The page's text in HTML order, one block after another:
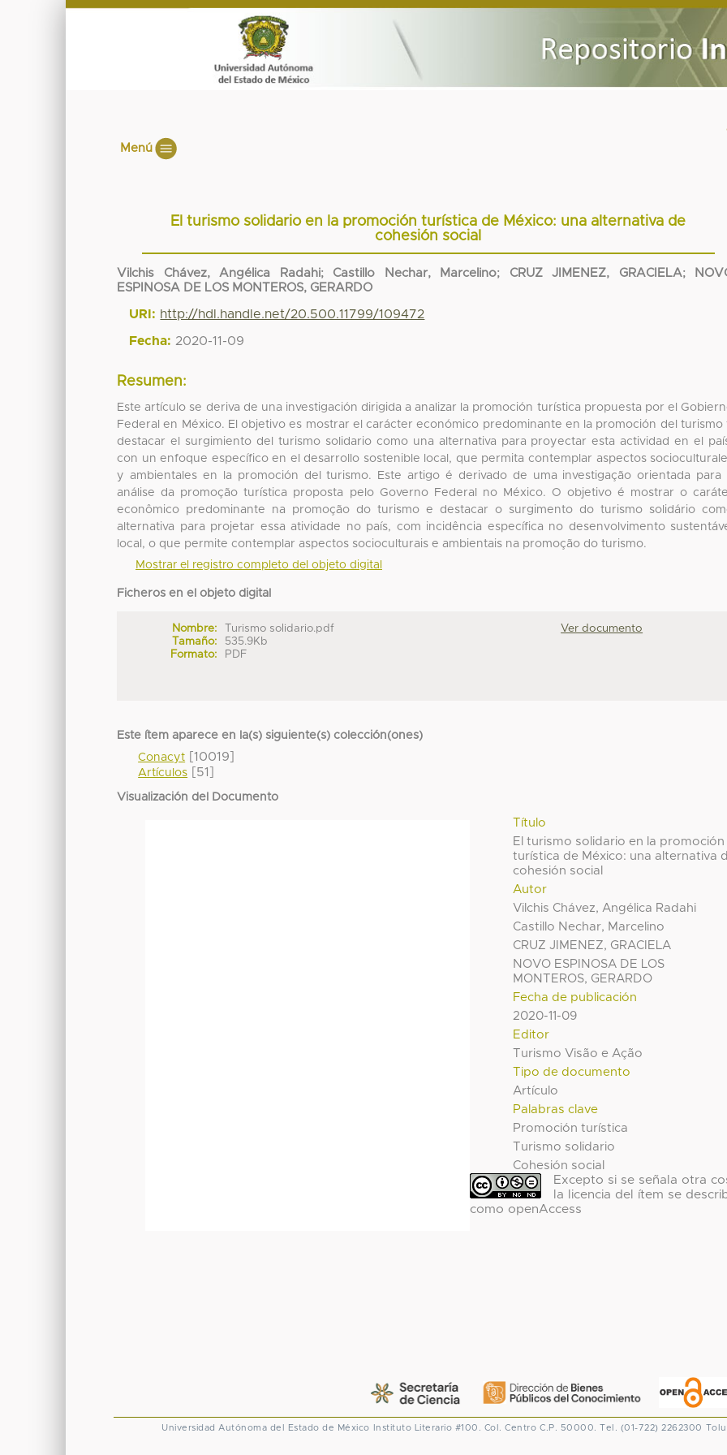
Menú
El turismo solidario en la promoción turística de México: una alternativa de
cohesión social
Vilchis Chávez, Angélica Radahi; Castillo Nechar, Marcelino; CRUZ JIMENEZ, GRACIELA;
ESPINOSA DE LOS MONTEROS, GERARDO
URI: http://hdl.handle.net/20.500.11799/109472
Fecha: 2020-11-09
Resumen:
Este artículo se deriva de una investigación dirigida a analizar la promoción turística propuesta por el
Federal en México. El objetivo es mostrar el carácter económico predominante en la promoción del turismo
destacar el surgimiento del turismo solidario como una alternativa para proyectar esta actividad en el
con un enfoque específico en el desarrollo sostenible local, que permita contemplar aspectos
y ambientales en la promoción del turismo. Este artigo é derivado de uma investigação orientada para
análise da promoção turística proposta pelo Governo Federal no México. O objetivo é mostrar o
econômico predominante na promoção do turismo e destacar o surgimento do turismo solidário
alternativa para projetar essa atividade no país, com incidência específica no desenvolvimento
local, o que permite contemplar aspectos socioculturais e ambientais na promoção do turismo.
Mostrar el registro completo del objeto digital
Ficheros en el objeto digital
Nombre:
Turismo solidario.pdf
Tamaño:
535.9Kb
Formato:
PDF
Ver documento
Este ítem aparece en la(s) siguiente(s) colección(ones)
Conacyt [10019]
Artículos [51]
Visualización del Documento
Título
El turismo solidario en la promoción
turística de México: una alternativa
cohesión social
Autor
Vilchis Chávez, Angélica Radahi
Castillo Nechar, Marcelino
CRUZ JIMENEZ, GRACIELA
NOVO ESPINOSA DE LOS
MONTEROS, GERARDO
Fecha de publicación
2020-11-09
Editor
Turismo Visão e Ação
Tipo de documento
Artículo
Palabras clave
Promoción turística
Turismo solidario
Cohesión social
Excepto si se señala otra
la licencia del ítem se
como openAccess
Universidad Autónoma del Estado de México Instituto Literario #100. Col. Centro C.P. 50000. Tel. (01-722) 2262300